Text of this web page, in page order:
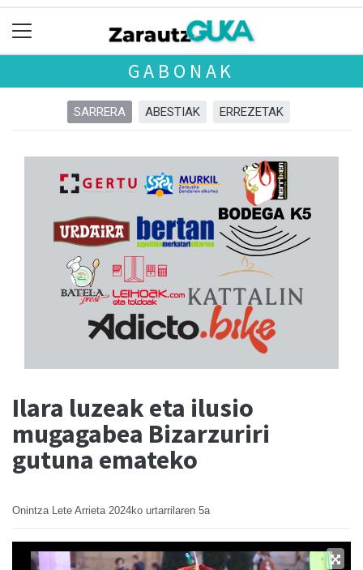
GABONAK
SARRERA ABESTIAK ERREZETAK
Ilara luzeak eta ilusio
mugagabea Bizarzuriri
gutuna emateko
Onintza Lete Arrieta 2024ko urtarrilaren 5a